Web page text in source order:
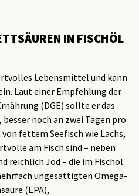
IN FISCHÖL
Lebensmittel und kann
Laut einer Empfehlung der
(DGE) sollte er das
noch an zwei Tagen pro
fettem Seefisch wie Lachs,
am Fisch sind – neben
reichlich Jod – die im Fischöl
ungesättigten Omega-
(EPA),